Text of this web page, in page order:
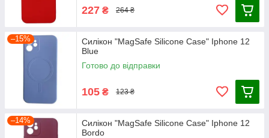
227 ₴ 264 ₴
–15%
Силікон "MagSafe Silicone Case" Iphone 12
Blue
Готово до відправки
105 ₴ 123 ₴
–14%
Силікон "MagSafe Silicone Case" Iphone 12
Bordo